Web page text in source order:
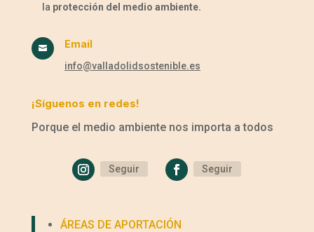
la protección del medio ambiente.
 Email
info@valladolidsostenible.es
¡Síguenos en redes!
Porque el medio ambiente nos importa a todos
Seguir Seguir
ÁREAS DE APORTACIÓN